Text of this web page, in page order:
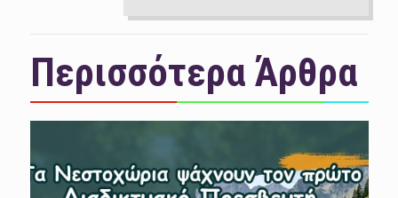
Περισσότερα Άρθρα